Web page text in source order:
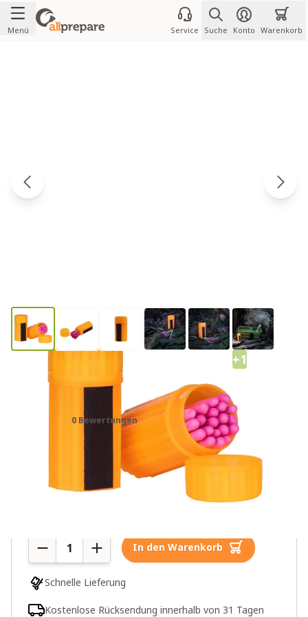
Zum Inhalt springen
Menü Service Suche Konto Warenkorb
+1
Survival-Streichhölzer, wind- und
wasserfest, 20 Stück
0 Bewertungen
Mehr als 10 auf Lager
Menge In den Warenkorb
Schnelle Lieferung
Kostenlose Rücksendung innerhalb von 31 Tagen